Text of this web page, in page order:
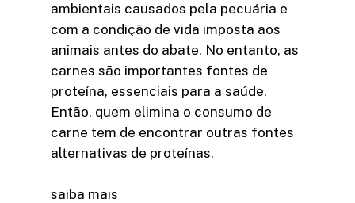
ambientais causados pela pecuária e
com a condição de vida imposta aos
animais antes do abate. No entanto, as
carnes são importantes fontes de
proteína, essenciais para a saúde.
Então, quem elimina o consumo de
carne tem de encontrar outras fontes
alternativas de proteínas.
saiba mais